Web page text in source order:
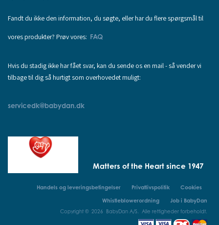
Fandt du ikke den information, du søgte, eller har du flere spørgsmål til
vores produkter? Prøv vores: FAQ
Hvis du stadig ikke har fået svar, kan du sende os en mail - så vender vi
tilbage til dig så hurtigt som overhovedet muligt:
servicedk@babydan.dk
Matters of the Heart since 1947
Handels og leveringsbetingelser Privatlivspolitik
Cookies
Whistleblowerordning
Job i BabyDan
Copyright © 2026 BabyDan A/S. Alle rettigheder forbeholdt.